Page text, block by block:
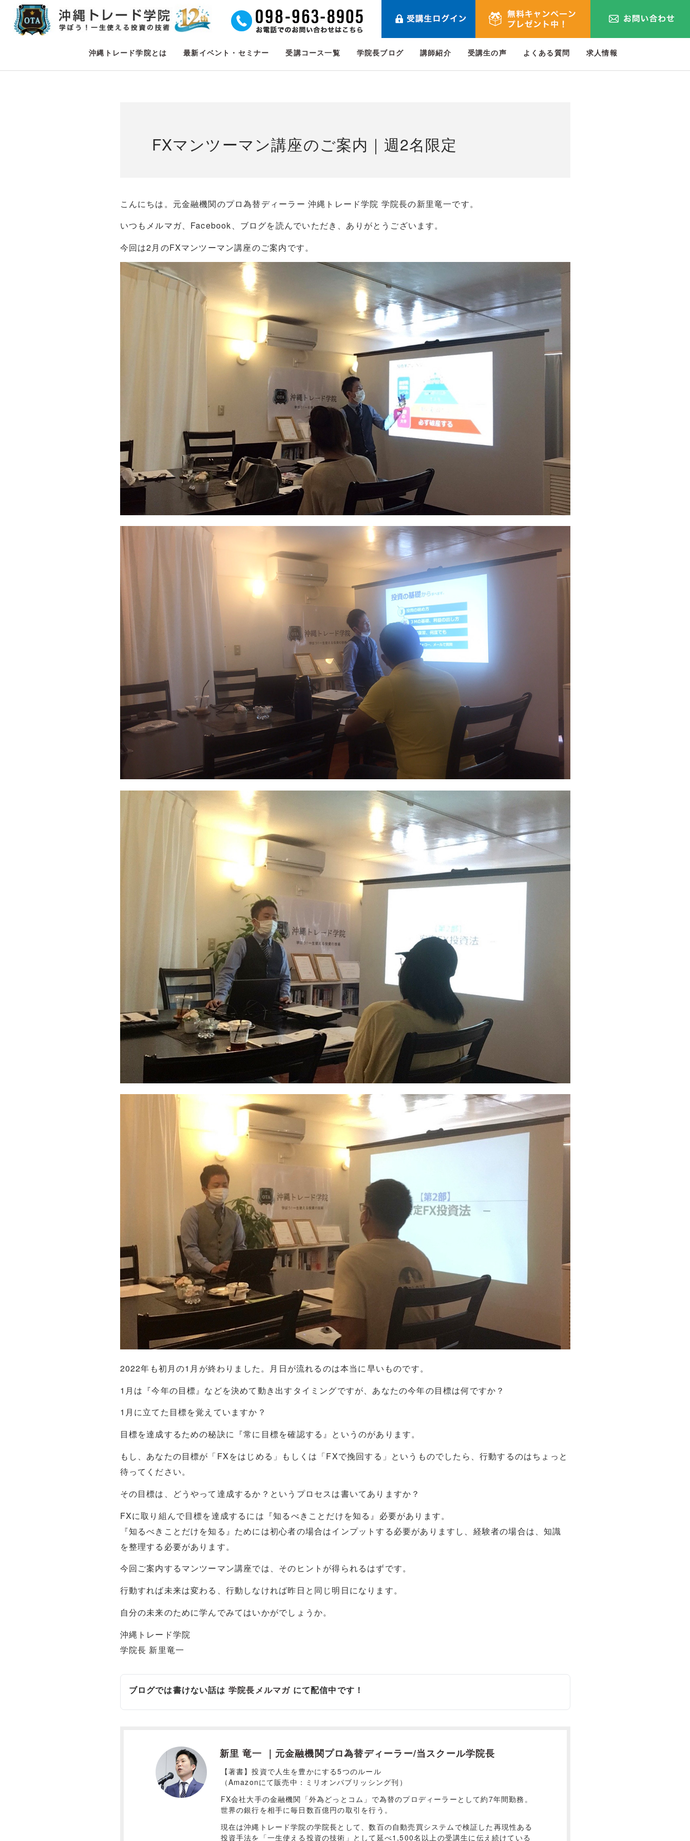
沖縄トレード学院とは 最新イベント・セミナー 受講コース一覧 学院長ブログ 講師紹介 受講生の声 よくある質問 求人情報
FXマンツーマン講座のご案内｜週2名限定
こんにちは。元金融機関のプロ為替ディーラー 沖縄トレード学院 学院長の新里竜一です。
いつもメルマガ、Facebook、ブログを読んでいただき、ありがとうございます。
今回は2月のFXマンツーマン講座のご案内です。
2022年も初月の1月が終わりました。月日が流れるのは本当に早いものです。
1月は『今年の目標』などを決めて動き出すタイミングですが、あなたの今年の目標は何ですか？
1月に立てた目標を覚えていますか？
目標を達成するための秘訣に『常に目標を確認する』というのがあります。
もし、あなたの目標が「FXをはじめる」もしくは「FXで挽回する」というものでしたら、行動するのはちょっと
待ってください。
その目標は、どうやって達成するか？というプロセスは書いてありますか？
FXに取り組んで目標を達成するには『知るべきことだけを知る』必要があります。
『知るべきことだけを知る』ためには初心者の場合はインプットする必要がありますし、経験者の場合は、知識
を整理する必要があります。
今回ご案内するマンツーマン講座では、そのヒントが得られるはずです。
行動すれば未来は変わる、行動しなければ昨日と同じ明日になります。
自分の未来のために学んでみてはいかがでしょうか。
沖縄トレード学院
学院長 新里竜一
ブログでは書けない話は 学院長メルマガ にて配信中です！
新里 竜一 ｜元金融機関プロ為替ディーラー/当スクール学院長
【著書】投資で人生を豊かにする5つのルール
（Amazonにて販売中：ミリオンパブリッシング刊）
FX会社大手の金融機関「外為どっとコム」で為替のプロディーラーとして約7年間勤務。
世界の銀行を相手に毎日数百億円の取引を行う。
現在は沖縄トレード学院の学院長として、数百の自動売買システムで検証した再現性ある
投資手法を「一生使える投資の技術」として延べ1,500名以上の受講生に伝え続けている